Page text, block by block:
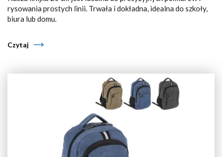
rysowania prostych linii. Trwała i dokładna, idealna do szkoły,
biura lub domu.
Czytaj